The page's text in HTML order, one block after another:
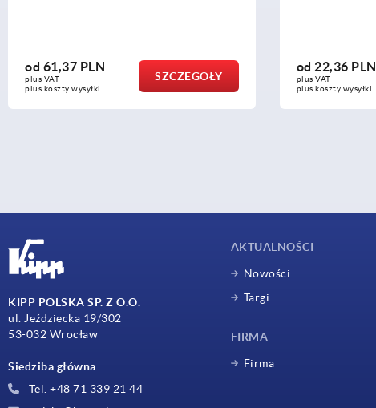
od 61,37 PLN
plus VAT
plus koszty wysyłki
SZCZEGÓŁY
od 22,36 PLN
plus VAT
plus koszty wysyłki
KIPP POLSKA SP. Z O.O.
ul. Jeździecka 19/302
53-032 Wrocław
Siedziba główna
Tel. +48 71 339 21 44
AKTUALNOŚCI
Nowości
Targi
FIRMA
Firma